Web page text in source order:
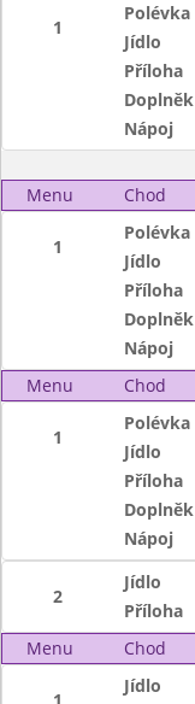
1
Polévka
Jídlo
Příloha
Doplněk
Nápoj
Menu Chod
1
Polévka
Jídlo
Příloha
Doplněk
Nápoj
Menu
Chod
1
Polévka
Jídlo
Příloha
Doplněk
Nápoj
2
Jídlo
Příloha
Menu
Chod
Jídlo